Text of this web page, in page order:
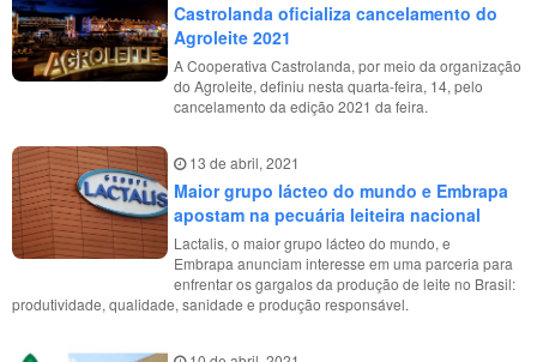
Castrolanda oficializa cancelamento do
Agroleite 2021
A Cooperativa Castrolanda, por meio da organização
do Agroleite, definiu nesta quarta-feira, 14, pelo
cancelamento da edição 2021 da feira.
13 de abril, 2021
Maior grupo lácteo do mundo e Embrapa
apostam na pecuária leiteira nacional
Lactalis, o maior grupo lácteo do mundo, e
Embrapa anunciam interesse em uma parceria para
enfrentar os gargalos da produção de leite no Brasil:
produtividade, qualidade, sanidade e produção responsável.